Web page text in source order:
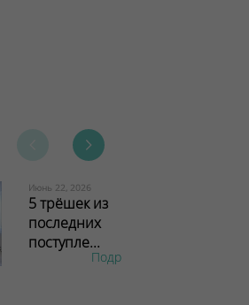
Июнь 22, 2026
5 трёшек из
последних
поступле...
Подробнее